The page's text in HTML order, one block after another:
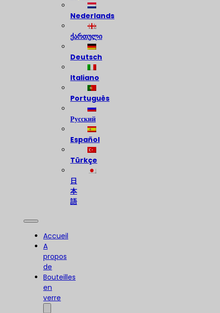
Nederlands
ქართული
Deutsch
Italiano
Português
Русский
Español
Türkçe
日
本
語
Accueil
A
propos
de
Bouteilles
en
verre